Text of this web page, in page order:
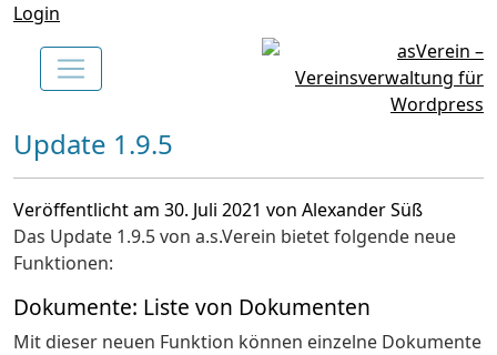
Login
Update 1.9.5
Veröffentlicht am 30. Juli 2021 von Alexander Süß
Das Update 1.9.5 von a.s.Verein bietet folgende neue
Funktionen:
Dokumente: Liste von Dokumenten
Mit dieser neuen Funktion können einzelne Dokumente